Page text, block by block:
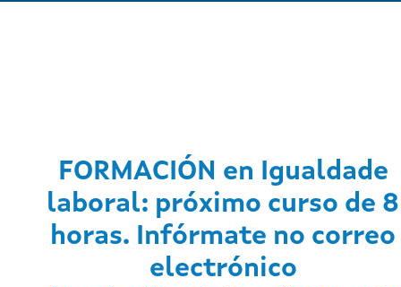
FORMACIÓN en Igualdade
laboral: próximo curso de 8
horas. Infórmate no correo
electrónico